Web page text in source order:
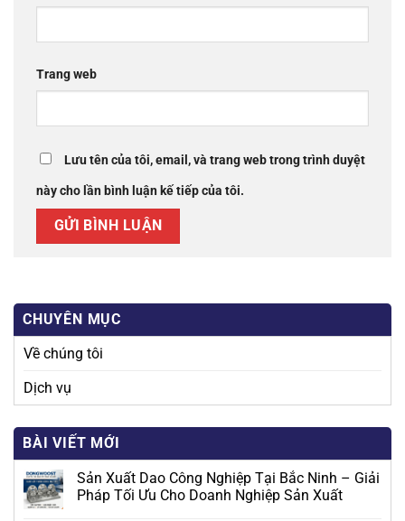
Trang web
Lưu tên của tôi, email, và trang web trong trình duyệt
này cho lần bình luận kế tiếp của tôi.
CHUYÊN MỤC
Về chúng tôi
Dịch vụ
BÀI VIẾT MỚI
Sản Xuất Dao Công Nghiệp Tại Bắc Ninh – Giải
Pháp Tối Ưu Cho Doanh Nghiệp Sản Xuất